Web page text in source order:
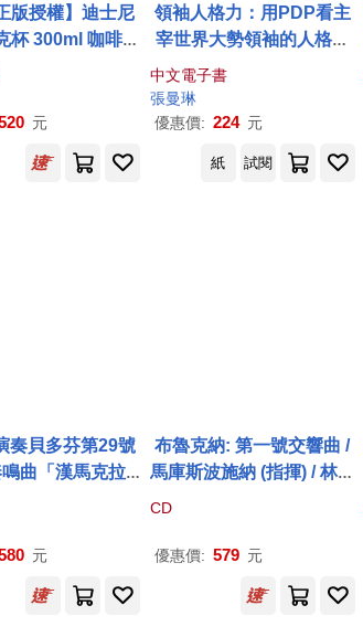
版授權】迪士尼
杯 300ml 咖啡杯
元
領袖人格力：用PDP看主
宰世界大勢領袖的人格特
質，川普、拜登、梅克
爾、普
斯、任正非、黃仁勳等 (電
中文電子書
張曼琳
優惠價: 224 元
紙 試閱
奏貝多芬第29號
曲「漢馬克拉
Laurent Aim
Sonata)
元
布魯克納: 第一號交響曲 /
馬庫斯波施納 (指揮) / 林茲
布魯克納管弦樂團(Bruck
arkus Poschner (condu
ra Linz)
CD
優惠價: 579 元